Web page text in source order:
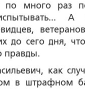
по много раз
А
до сего дня,
правды.
как
в штрафном